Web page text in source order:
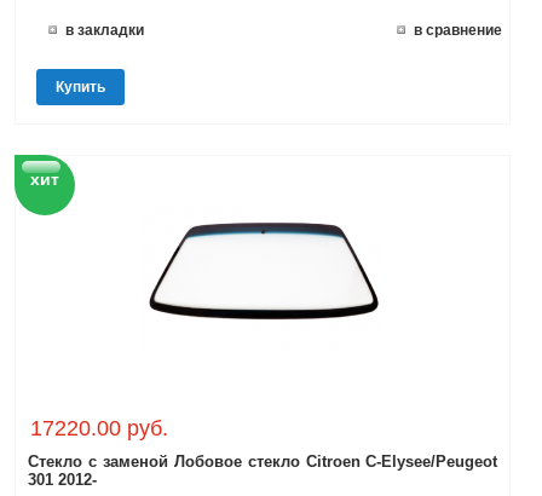
в закладки в сравнение
Купить
хит
17220.00 руб.
Стекло с заменой Лобовое стекло Citroen C-Elysee/Peugeot
301 2012-